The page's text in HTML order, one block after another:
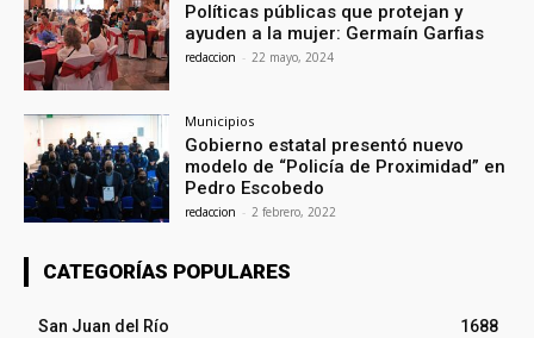
Políticas públicas que protejan y
ayuden a la mujer: Germaín Garfias
redaccion - 22 mayo, 2024
Municipios
Gobierno estatal presentó nuevo
modelo de “Policía de Proximidad” en
Pedro Escobedo
redaccion - 2 febrero, 2022
CATEGORÍAS POPULARES
San Juan del Río
1688